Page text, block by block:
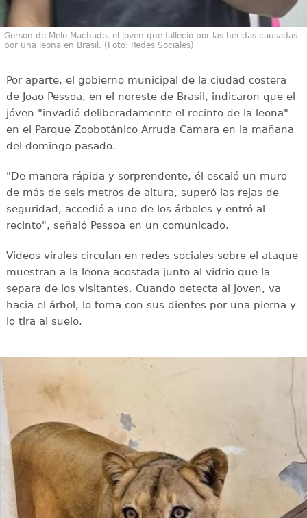
Gerson de Melo Machado, el joven que falleció por las heridas causadas
por una leona en Brasil. (Foto: Redes Sociales)
Por aparte, el gobierno municipal de la ciudad costera
de Joao Pessoa, en el noreste de Brasil, indicaron que el
jóven "invadió deliberadamente el recinto de la leona"
en el Parque Zoobotánico Arruda Camara en la mañana
del domingo pasado.
"De manera rápida y sorprendente, él escaló un muro
de más de seis metros de altura, superó las rejas de
seguridad, accedió a uno de los árboles y entró al
recinto", señaló Pessoa en un comunicado.
Videos virales circulan en redes sociales sobre el ataque
muestran a la leona acostada junto al vidrio que la
separa de los visitantes. Cuando detecta al joven, va
hacia el árbol, lo toma con sus dientes por una pierna y
lo tira al suelo.